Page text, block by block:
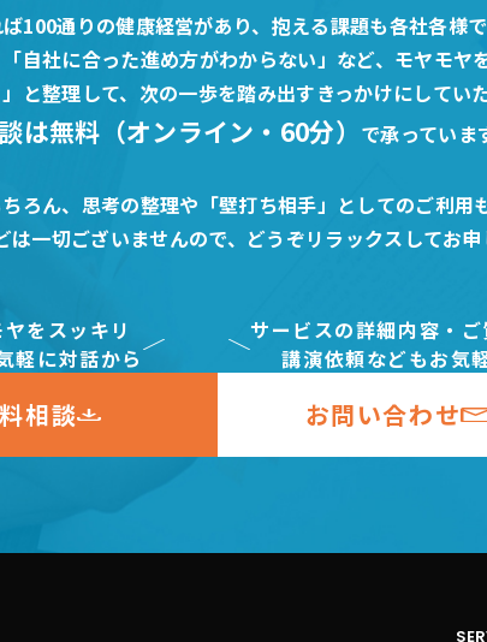
100通りの健康経営があり、抱える課題も各社各様
自社に合った進め方がわからない」など、モヤモ
と整理して、次の一歩を踏み出すきっかけにしてい
は無料（オンライン・60分） で承っていま
ろん、思考の整理や「壁打ち相手」としてのご利用
は一切ございませんので、どうぞリラックスしてお
をスッキリ
軽に対話から
相談
サービスの詳細内容・
講演依頼などもお気
お問い合わせ